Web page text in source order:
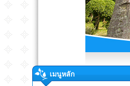
เมนูหลัก